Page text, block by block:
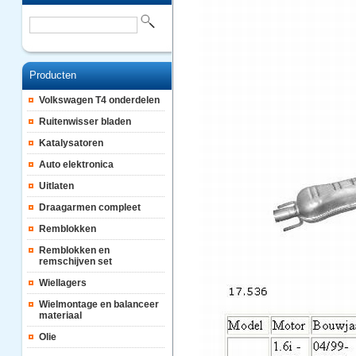
Producten
Volkswagen T4 onderdelen
Ruitenwisser bladen
Katalysatoren
Auto elektronica
Uitlaten
Draagarmen compleet
Remblokken
Remblokken en
remschijven set
Wiellagers
Wielmontage en balanceer
materiaal
Olie